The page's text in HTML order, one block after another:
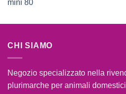
CHI SIAMO
Negozio specializzato nella
plurimarche per animali